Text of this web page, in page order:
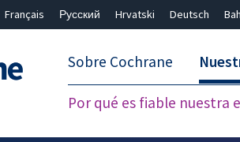
Français Русский Hrvatski Deutsch
Sobre Cochrane
Por qué es fiable nuestra